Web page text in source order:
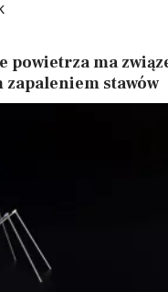
powietrza ma
stawów